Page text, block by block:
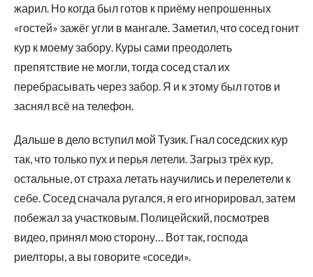
жарил. Но когда был готов к приёму непрошенных
«гостей» зажёг угли в мангале. Заметил, что сосед гонит
кур к моему забору. Куры сами преодолеть
препятствие не могли, тогда сосед стал их
перебрасывать через забор. Я и к этому был готов и
заснял всё на телефон.
Дальше в дело вступил мой Тузик. Гнал соседских кур
так, что только пух и перья летели. Загрыз трёх кур,
остальные, от страха летать научились и перелетели к
себе. Сосед сначала ругался, я его игнорировал, затем
побежал за участковым. Полицейский, посмотрев
видео, принял мою сторону… Вот так, господа
риелторы, а вы говорите «соседи».